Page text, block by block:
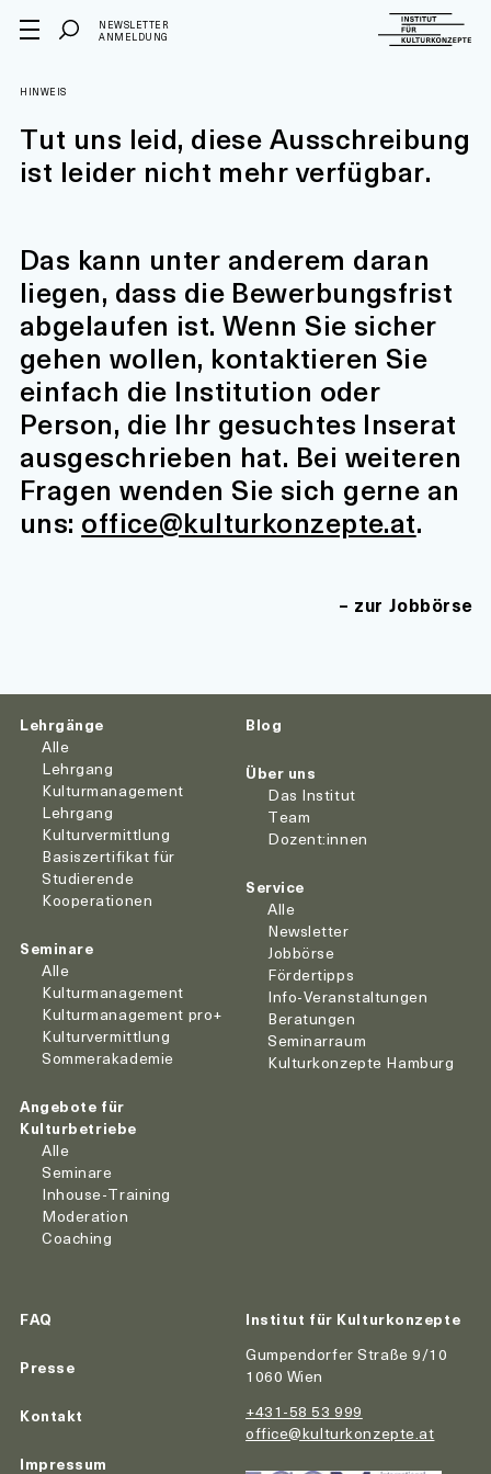
NEWSLETTER
ANMELDUNG
HINWEIS
Tut uns leid, diese Ausschreibung
ist leider nicht mehr verfügbar.
Das kann unter anderem daran
liegen, dass die Bewerbungsfrist
abgelaufen ist. Wenn Sie sicher
gehen wollen, kontaktieren Sie
einfach die Institution oder
Person, die Ihr gesuchtes Inserat
ausgeschrieben hat. Bei weiteren
Fragen wenden Sie sich gerne an
uns: office@kulturkonzepte.at.
zur Jobbörse
Lehrgänge
Alle
Lehrgang
Kulturmanagement
Lehrgang
Kulturvermittlung
Basiszertifikat für
Studierende
Kooperationen
Seminare
Alle
Kulturmanagement
Kulturmanagement pro+
Kulturvermittlung
Sommerakademie
Angebote für
Kulturbetriebe
Alle
Seminare
Inhouse-Training
Moderation
Coaching
Blog
Über uns
Das Institut
Team
Dozent:innen
Service
Alle
Newsletter
Jobbörse
Fördertipps
Info-Veranstaltungen
Beratungen
Seminarraum
Kulturkonzepte Hamburg
FAQ
Presse
Kontakt
Impressum
Institut für Kulturkonzepte
Gumpendorfer Straße 9/10
1060 Wien
+431-58 53 999
office@kulturkonzepte.at